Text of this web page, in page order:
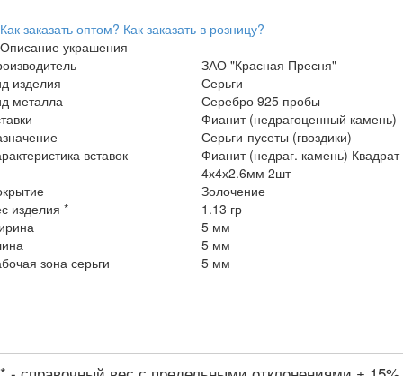
Как заказать оптом? Как заказать в розницу?
Описание украшения
ЗАО "Красная Пресня"
изделия
Серьги
металла
Серебро 925 пробы
Фианит (недрагоценный камень)
Серьги-пусеты (гвоздики)
вставок
Фианит (недраг. камень) Квадрат
4х4х2.6мм 2шт
Золочение
изделия *
1.13 гр
5 мм
5 мм
зона серьги
5 мм